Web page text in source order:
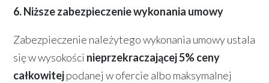
6. Niższe zabezpieczenie wykonania umowy
Zabezpieczenie należytego wykonania umowy ustala
się w wysokości nieprzekraczającej 5% ceny
całkowitejpodanej w ofercie albo maksymalnej